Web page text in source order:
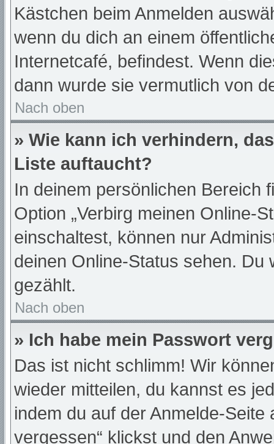
Kästchen beim Anmelden
wenn du dich an einem
Internetcafé, befindest. Wenn
dann wurde sie vermutlich von
Nach oben
» Wie kann ich verhindern,
Liste auftaucht?
In deinem persönlichen Bereich
Option „Verbirg meinen Online-
einschaltest, können nur
deinen Online-Status sehen.
gezählt.
Nach oben
» Ich habe mein Passwort
Das ist nicht schlimm! Wir
wieder mitteilen, du kannst es
indem du auf der Anmelde-Seite
vergessen“ klickst und den